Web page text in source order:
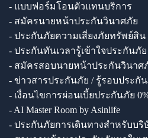
- แบบฟอร์มโอนตัวแทนบริการ
- สมัครนายหน้าประกันวินาศภัย
- ประกันภัยความเสี่ยงภัยทรัพย์สิน
- ประกันทันเวลารู้เข้าใจประกันภัย
- สมัครสอบนายหน้าประกันวินาศ
- ข่าวสารประกันภัย / รู้รอบประกั
- เงื่อนไขการผ่อนเบี้ยประกันภัย
- AI Master Room by Asinlife
- ประกันภัยการเดินทางสำหรับบริ